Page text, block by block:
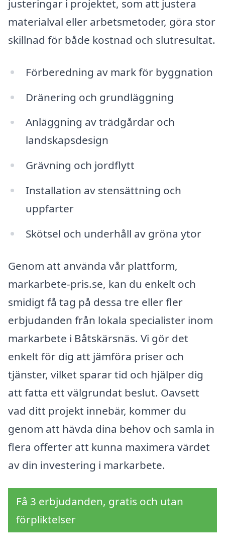
justeringar i projektet, som att justera
materialval eller arbetsmetoder, göra stor
skillnad för både kostnad och slutresultat.
Förberedning av mark för byggnation
Dränering och grundläggning
Anläggning av trädgårdar och
landskapsdesign
Grävning och jordflytt
Installation av stensättning och
uppfarter
Skötsel och underhåll av gröna ytor
Genom att använda vår plattform,
markarbete-pris.se, kan du enkelt och
smidigt få tag på dessa tre eller fler
erbjudanden från lokala specialister inom
markarbete i Båtskärsnäs. Vi gör det
enkelt för dig att jämföra priser och
tjänster, vilket sparar tid och hjälper dig
att fatta ett välgrundat beslut. Oavsett
vad ditt projekt innebär, kommer du
genom att hävda dina behov och samla in
flera offerter att kunna maximera värdet
av din investering i markarbete.
Få 3 erbjudanden, gratis och utan
förpliktelser